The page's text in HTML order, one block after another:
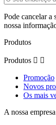
Pode cancelar a
nossa
Produtos
Produtos  
Promoção
Novos
Os mais
A nossa empresa